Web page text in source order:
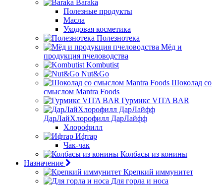
Baraka
Полезные продукты
Масла
Уходовая косметика
Полезнотека
Мёд и
продукция пчеловодства
Kombutist
Nut&Go
Шоколад со
смыслом Mantra Foods
Гурмикс VITA BAR
ДарЛайХлорофилл ДарЛайфф
Хлорофилл
Ифтар
Чак-чак
Колбасы из конины
Назначение
Крепкий иммунитет
Для горла и носа